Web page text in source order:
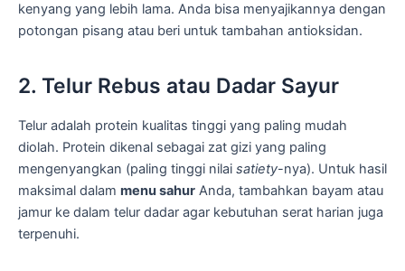
kenyang yang lebih lama. Anda bisa menyajikannya dengan
potongan pisang atau beri untuk tambahan antioksidan.
2. Telur Rebus atau Dadar Sayur
Telur adalah protein kualitas tinggi yang paling mudah
diolah. Protein dikenal sebagai zat gizi yang paling
mengenyangkan (paling tinggi nilai satiety-nya). Untuk hasil
maksimal dalam menu sahur Anda, tambahkan bayam atau
jamur ke dalam telur dadar agar kebutuhan serat harian juga
terpenuhi.